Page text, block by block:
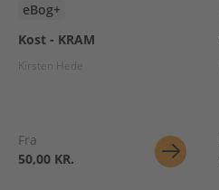
eBog+
Kost - KRAM
Kirsten Hede
Fra
50,00 KR.